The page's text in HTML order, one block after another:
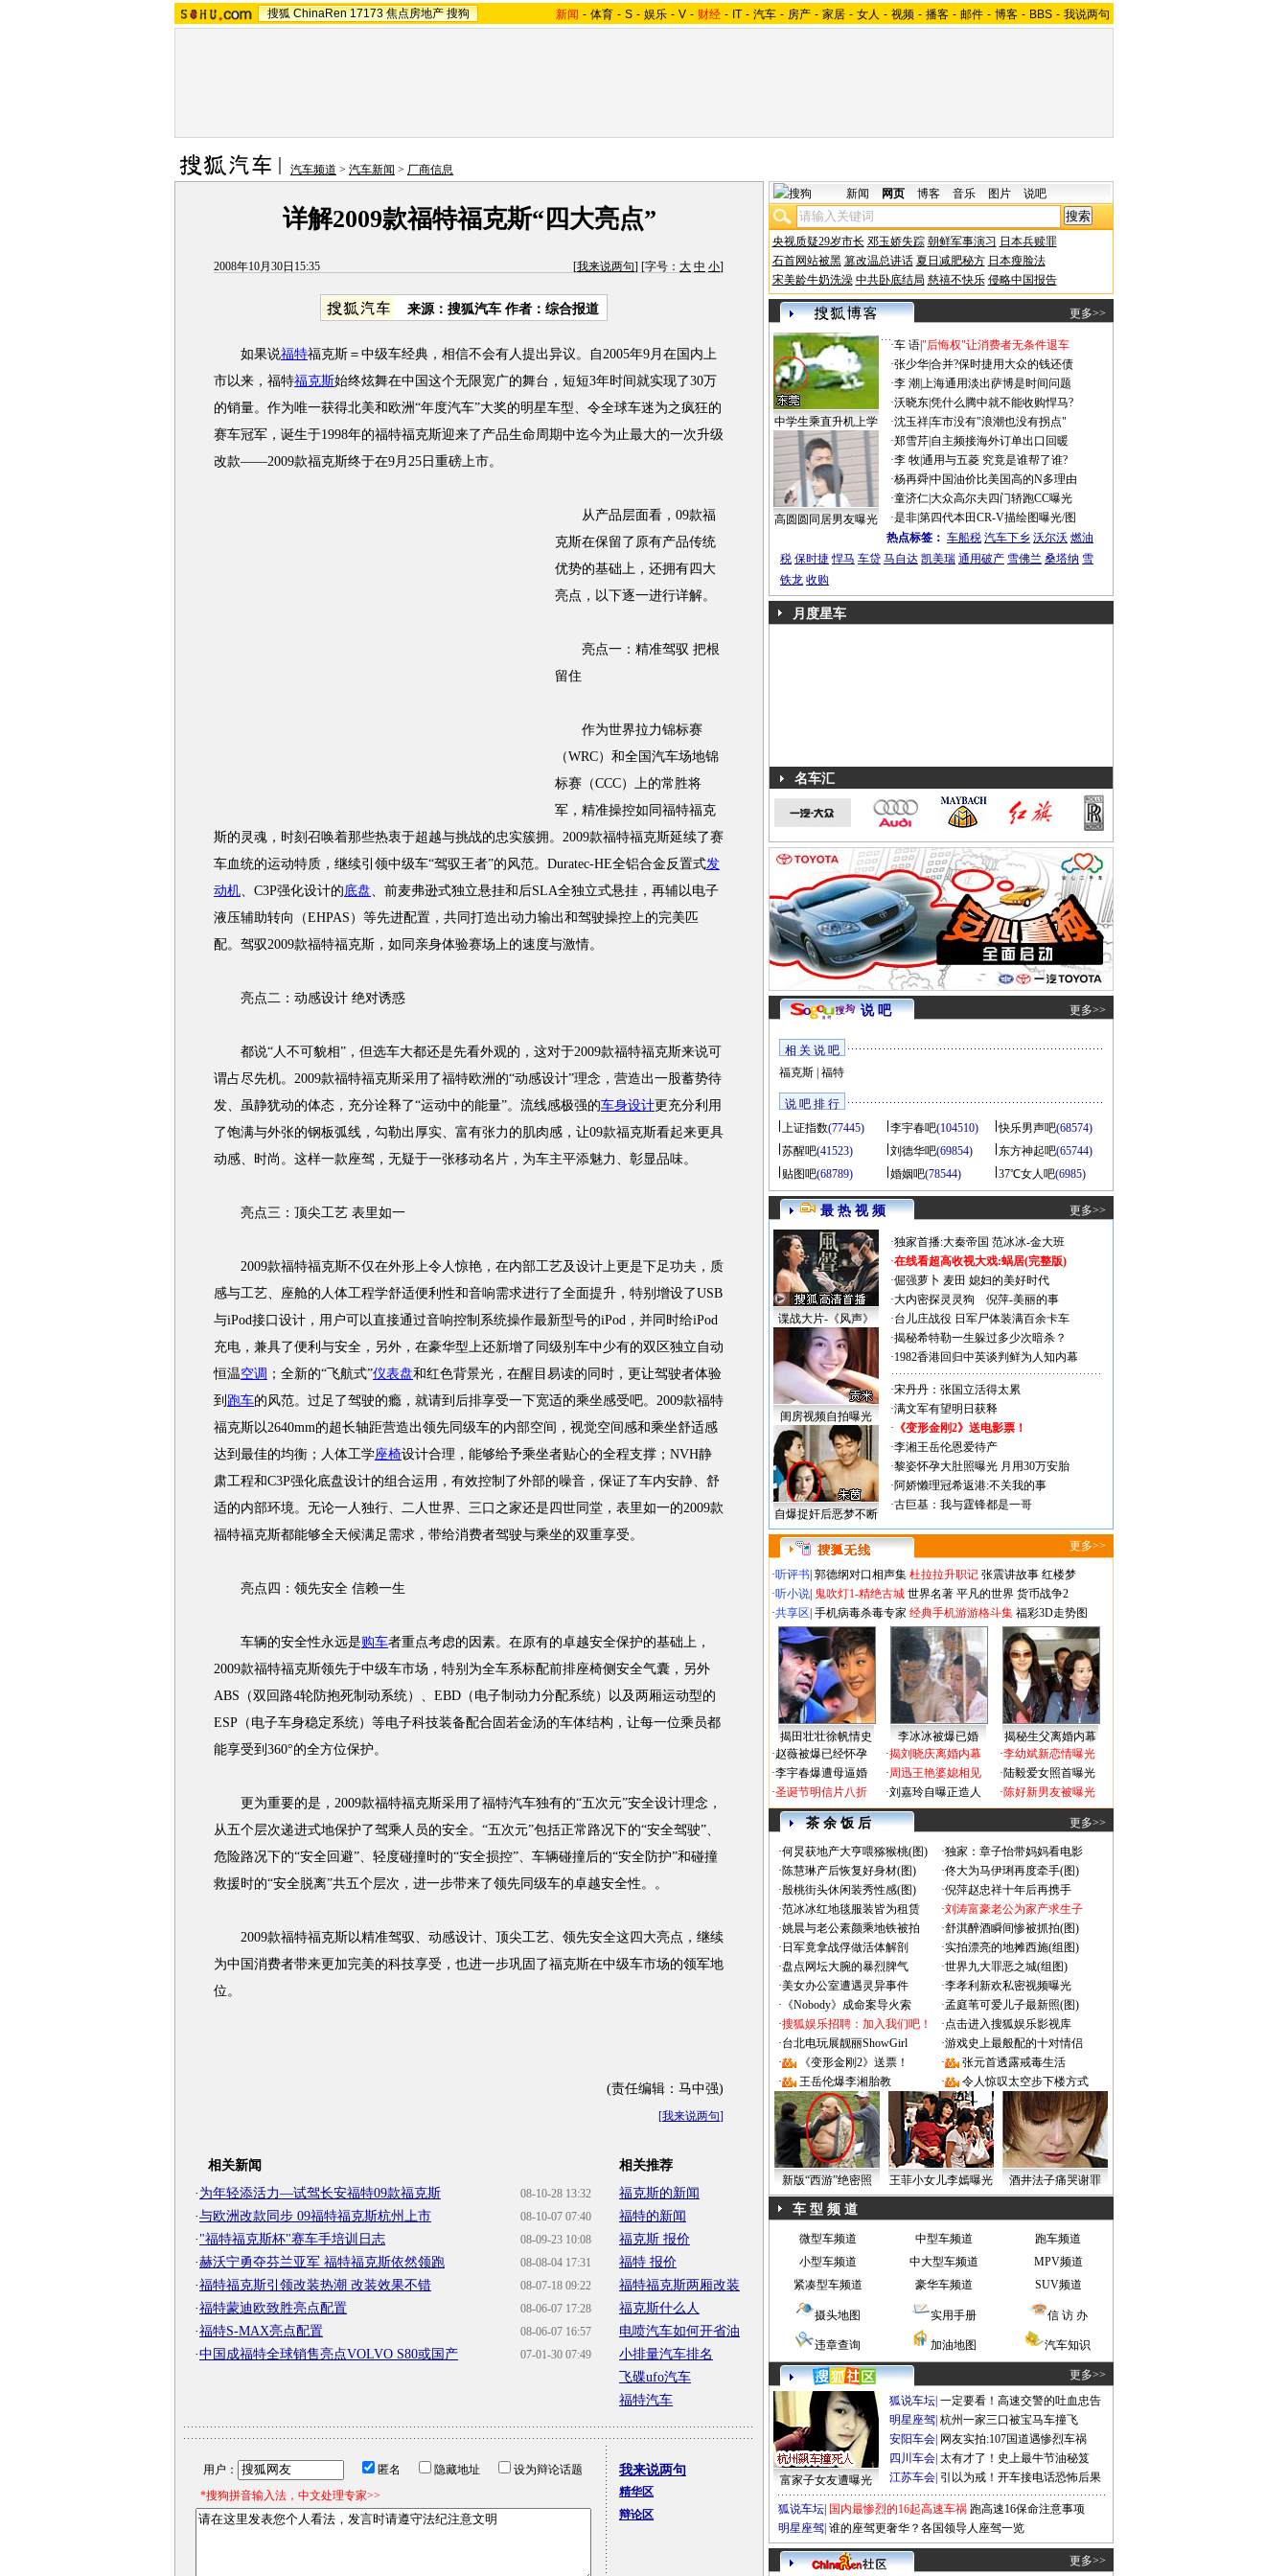
搜狐 ChinaRen 17173 焦点房地产 搜狗 新闻 - 体育 - S - 娱乐 - V - 财经 - IT - 汽车 - 房产 - 家居 - 女人 - 视频 - 播客 - 邮件 - 博客 - BBS - 我说两句
汽车频道 > 汽车新闻 > 厂商信息
详解2009款福特福克斯“四大亮点”
2008年10月30日15:35 [我来说两句] [字号： 大 中 小]
来源：搜狐汽车 作者：综合报道
如果说福特福克斯＝中级车经典，相信不会有人提出异议。自2005年9月在国内上
市以来，福特福克斯始终炫舞在中国这个无限宽广的舞台，短短3年时间就实现了30万
的销量。作为唯一获得北美和欧洲“年度汽车”大奖的明星车型、令全球车迷为之疯狂的
赛车冠军，诞生于1998年的福特福克斯迎来了产品生命周期中迄今为止最大的一次升级
改款――2009款福克斯终于在9月25日重磅上市。
从产品层面看，09款福
克斯在保留了原有产品传统
优势的基础上，还拥有四大
亮点，以下逐一进行详解。
亮点一：精准驾驭 把根
留住
作为世界拉力锦标赛
（WRC）和全国汽车场地锦
标赛（CCC）上的常胜将
军，精准操控如同福特福克
斯的灵魂，时刻召唤着那些热衷于超越与挑战的忠实簇拥。2009款福特福克斯延续了赛
车血统的运动特质，继续引领中级车“驾驭王者”的风范。Duratec-HE全铝合金反置式发
动机、C3P强化设计的底盘、前麦弗逊式独立悬挂和后SLA全独立式悬挂，再辅以电子
液压辅助转向（EHPAS）等先进配置，共同打造出动力输出和驾驶操控上的完美匹
配。驾驭2009款福特福克斯，如同亲身体验赛场上的速度与激情。
亮点二：动感设计 绝对诱惑
都说“人不可貌相”，但选车大都还是先看外观的，这对于2009款福特福克斯来说可
谓占尽先机。2009款福特福克斯采用了福特欧洲的“动感设计”理念，营造出一股蓄势待
发、虽静犹动的体态，充分诠释了“运动中的能量”。流线感极强的车身设计更充分利用
了饱满与外张的钢板弧线，勾勒出厚实、富有张力的肌肉感，让09款福克斯看起来更具
动感、时尚。这样一款座驾，无疑于一张移动名片，为车主平添魅力、彰显品味。
亮点三：顶尖工艺 表里如一
2009款福特福克斯不仅在外形上令人惊艳，在内部工艺及设计上更是下足功夫，质
感与工艺、座舱的人体工程学舒适便利性和音响需求进行了全面提升，特别增设了USB
与iPod接口设计，用户可以直接通过音响控制系统操作最新型号的iPod，并同时给iPod
充电，兼具了便利与安全，另外，在豪华型上还新增了同级别车中少有的双区独立自动
恒温空调 ；全新的“飞航式”仪表盘和红色背景光，在醒目易读的同时，更让驾驶者体验
到 跑车的风范。过足了驾驶的瘾，就请到后排享受一下宽适的乘坐感受吧。2009款福特
福克斯以2640mm的超长轴距营造出领先同级车的内部空间，视觉空间感和乘坐舒适感
达到最佳的均衡；人体工学座椅设计合理，能够给予乘坐者贴心的全程支撑；NVH静
肃工程和C3P强化底盘设计的组合运用，有效控制了外部的噪音，保证了车内安静、舒
适的内部环境。无论一人独行、二人世界、三口之家还是四世同堂，表里如一的2009款
福特福克斯都能够全天候满足需求，带给消费者驾驶与乘坐的双重享受。
亮点四：领先安全 信赖一生
车辆的安全性永远是购车者重点考虑的因素。在原有的卓越安全保护的基础上，
2009款福特福克斯领先于中级车市场，特别为全车系标配前排座椅侧安全气囊，另外
ABS（双回路4轮防抱死制动系统）、EBD（电子制动力分配系统）以及两厢运动型的
ESP（电子车身稳定系统）等电子科技装备配合固若金汤的车体结构，让每一位乘员都
能享受到360°的全方位保护。
更为重要的是，2009款福特福克斯采用了福特汽车独有的“五次元”安全设计理念，
从五个层次递进式地保护了驾乘人员的安全。“五次元”包括正常路况下的“安全驾驶”、
危险路况下的“安全回避”、轻度碰撞时的“安全损控”、车辆碰撞后的“安全防护”和碰撞
救援时的“安全脱离”共五个层次，进一步带来了领先同级车的卓越安全性。。
2009款福特福克斯以精准驾驭、动感设计、顶尖工艺、领先安全这四大亮点，继续
为中国消费者带来更加完美的科技享受，也进一步巩固了福克斯在中级车市场的领军地
位。
(责任编辑：马中强)
[我来说两句]
相关新闻
08-10-28 13:32
· 为年轻添活力—试驾长安福特09款福克斯
08-10-07 07:40
·与欧洲改款同步 09福特福克斯杭州上市
08-09-23 10:08
· "福特福克斯杯"赛车手培训日志
08-08-04 17:31
·赫沃宁勇夺芬兰亚军 福特福克斯依然领跑
08-07-18 09:22
·福特福克斯引领改装热潮 改装效果不错
08-06-07 17:28
·福特蒙迪欧致胜亮点配置
08-06-07 16:57
·福特S-MAX亮点配置
07-01-30 07:49
·中国成福特全球销售亮点VOLVO S80或国产
相关推荐
福克斯的新闻
福特的新闻
福克斯 报价
福特 报价
福特福克斯两厢改装
福克斯什么人
电喷汽车如何开省油
小排量汽车排名
飞碟ufo汽车
福特汽车
用户： 匿名 隐藏地址
设为辩论话题
*搜狗拼音输入法，中文处理专家>>
我来说两句
精华区
辩论区
新闻 网页 博客 音乐 图片 说吧
央视质疑29岁市长 邓玉娇失踪 朝鲜军事演习 日本兵赎罪
石首网站被黑 篡改温总讲话 夏日减肥秘方 日本瘦脸法
宋美龄牛奶洗澡 中共卧底结局 慈禧不快乐 侵略中国报告
更多>>
中学生乘直升机上学
高圆圆同居男友曝光
·车 语|"后悔权"让消费者无条件退车
·张少华|合并?保时捷用大众的钱还债
·李 潮 上海通用淡出萨博是时间问题
·沃晓东|凭什么腾中就不能收购悍马?
·沈玉祥|车市没有"浪潮也没有拐点"
·郑雪芹| 自主频接海外订单出口回暖
·李 牧|通用与五菱 究竟是谁帮了谁?
·杨再舜|中国油价比美国高的N多理由
·童济仁|大众高尔夫四门轿跑CC曝光
·是非|第四代本田CR-V描绘图曝光/图
热点标签： 车船税 汽车下乡 沃尔沃 燃油
税 保时捷 悍马 车贷 马自达 凯美瑞 通用破产 雪佛兰 桑塔纳 雪
铁龙 收购
月度星车
名车汇
说 吧 更多>>
相 关 说 吧
福克斯| 福特
说 吧 排 行
上证指数(77445) 李宇春吧(104510) 快乐男声吧(68574)
苏醒吧(41523) 刘德华吧(69854) 东方神起吧(65744)
贴图吧(68789) 婚姻吧(78544) 37℃女人吧(6985)
最 热 视 频 更多>>
谍战大片-《风声》
闺房视频自拍曝光
自爆捉奸后恶梦不断
·独家首播:大秦帝国 范冰冰-金大班
·在线看超高收视大戏:蜗居(完整版)
·倔强萝卜 麦田 媳妇的美好时代
·大内密探灵灵狗
倪萍-美丽的事
·台儿庄战役 日军尸体装满百余卡车
·揭秘希特勒一生躲过多少次暗杀？
·1982香港回归中英谈判鲜为人知内幕
·宋丹丹：张国立活得太累
·满文军有望明日获释
· 《变形金刚2》送电影票！
·李湘王岳伦恩爱待产
·黎姿怀孕大肚照曝光 月用30万安胎
·阿娇懒理冠希返港:不关我的事
·古巨基：我与霆锋都是一哥
更多>>
·听评书 郭德纲对口相声集 杜拉拉升职记 张震讲故事 红楼梦
·听小说 鬼吹灯1-精绝古城 世界名著 平凡的世界 货币战争2
·共享区 手机病毒杀毒专家 经典手机游游格斗集 福彩3D走势图
揭田壮壮徐帆情史 李冰冰被爆已婚
揭秘生父离婚内幕
·赵薇被爆已经怀孕
·李宇春爆遭母逼婚
·圣诞节明信片八折
·揭刘晓庆离婚内幕
·周迅王艳婆媳相见
·刘嘉玲自曝正造人
·李幼斌新恋情曝光
·陆毅爱女照首曝光
·陈好新男友被曝光
茶 余 饭 后 更多>>
·何炅获地产大亨喂猕猴桃(图) ·独家：章子怡带妈妈看电影
·陈慧琳产后恢复好身材(图) ·佟大为马伊琍再度牵手(图)
·殷桃街头休闲装秀性感(图) ·倪萍赵忠祥十年后再携手
·范冰冰红地毯服装皆为租赁 ·刘涛富豪老公为家产求生子
·姚晨与老公素颜乘地铁被拍 ·舒淇醉酒瞬间惨被抓拍(图)
· 日军竟拿战俘做活体解剖 ·实拍漂亮的地摊西施(组图)
·盘点网坛大腕的暴烈脾气 ·世界九大罪恶之城(组图)
·美女办公室遭遇灵异事件 ·李孝利新欢私密视频曝光
· 《Nobody》成命案导火索 ·孟庭苇可爱儿子最新照(图)
·搜狐娱乐招聘：加入我们吧！ ·点击进入搜狐娱乐影视库
·台北电玩展靓丽ShowGirl ·游戏史上最般配的十对情侣
·
《变形金刚2》送票！ ·
张元首透露戒毒生活
·
王岳伦爆李湘胎教 · 令人惊叹太空步下楼方式
新版“西游”绝密照 王菲小女儿李嫣曝光 酒井法子痛哭谢罪
车 型 频 道
微型车频道 中型车频道
跑车频道
小型车频道
中大型车频道
MPV频道
紧凑型车频道
豪华车频道 SUV频道
摄头地图 实用手册 信 访 办
违章查询 加油地图 汽车知识
更多>>
富家子女友遭曝光
狐说车坛 一定要看！高速交警的吐血忠告
明星座驾 杭州一家三口被宝马车撞飞
安阳车会 网友实拍:107国道遇惨烈车祸
四川车会 太有才了！史上最牛节油秘笈
江苏车会 引以为戒！开车接电话恐怖后果
狐说车坛 国内最惨烈的16起高速车祸 跑高速16保命注意事项
明星座驾 谁的座驾更奢华？各国领导人座驾一览
更多>>